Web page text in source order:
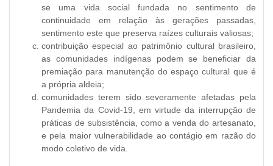
se uma vida social fundada no sentimento de
continuidade em relação às gerações passadas,
sentimento este que preserva raízes culturais valiosas;
contribuição especial ao patrimônio cultural brasileiro,
as comunidades indígenas podem se beneficiar da
premiação para manutenção do espaço cultural que é
a própria aldeia;
comunidades terem sido severamente afetadas pela
Pandemia da Covid-19, em virtude da interrupção de
práticas de subsistência, como a venda do artesanato,
e pela maior vulnerabilidade ao contágio em razão do
modo coletivo de vida.